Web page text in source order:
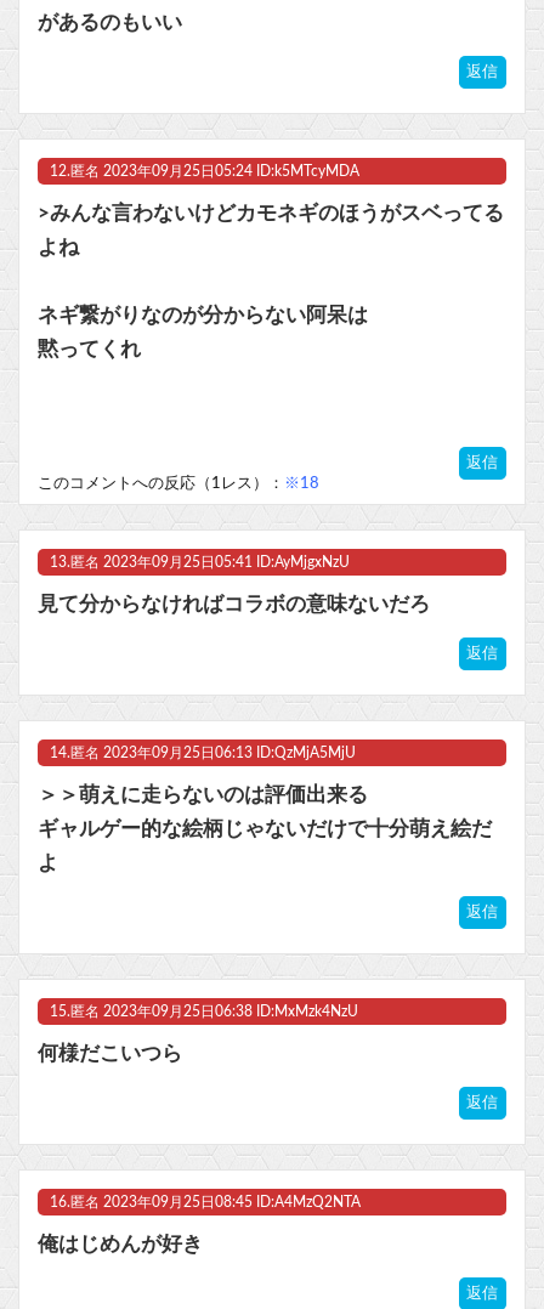
があるのもいい
返信
12. 匿名 2023年09月25日05:24 ID:k5MTcyMDA
>みんな言わないけどカモネギのほうがスベってる
よね
ネギ繋がりなのが分からない阿呆は
黙ってくれ
返信
このコメントへの反応（1レス）： ※18
13. 匿名 2023年09月25日05:41 ID:AyMjgxNzU
見て分からなければコラボの意味ないだろ
返信
14. 匿名 2023年09月25日06:13 ID:QzMjA5MjU
＞＞萌えに走らないのは評価出来る
ギャルゲー的な絵柄じゃないだけで十分萌え絵だ
よ
返信
15. 匿名 2023年09月25日06:38 ID:MxMzk4NzU
何様だこいつら
返信
16. 匿名 2023年09月25日08:45 ID:A4MzQ2NTA
俺はじめんが好き
返信